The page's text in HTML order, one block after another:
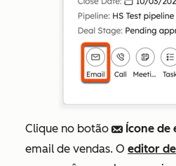
Clique no botão email Ícone de
email de vendas. O editor